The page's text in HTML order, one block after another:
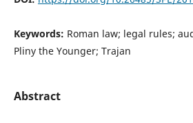
Keywords: Roman law; legal rules;
Pliny the Younger; Trajan
Abstract